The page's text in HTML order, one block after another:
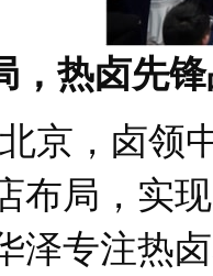
热卤先锋
，卤领中
布局，实
泽专注热